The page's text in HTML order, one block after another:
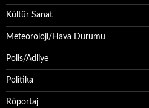
Kültür Sanat
Meteoroloji/Hava Durumu
Polis/Adliye
Politika
Röportaj